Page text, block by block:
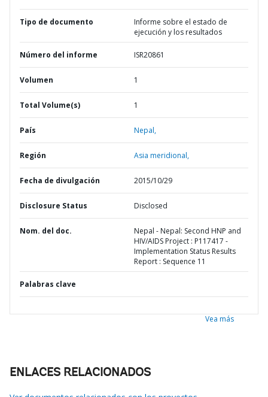
Tipo de documento
Informe sobre el estado de
ejecución y los resultados
Número del informe ISR20861
Volumen 1
Total Volume(s) 1
País Nepal,
Región Asia meridional,
Fecha de divulgación 2015/10/29
Disclosure Status Disclosed
Nom. del doc.
Nepal - Nepal: Second HNP and
HIV/AIDS Project : P117417 -
Implementation Status Results
Report : Sequence 11
Palabras clave
Vea más
ENLACES RELACIONADOS